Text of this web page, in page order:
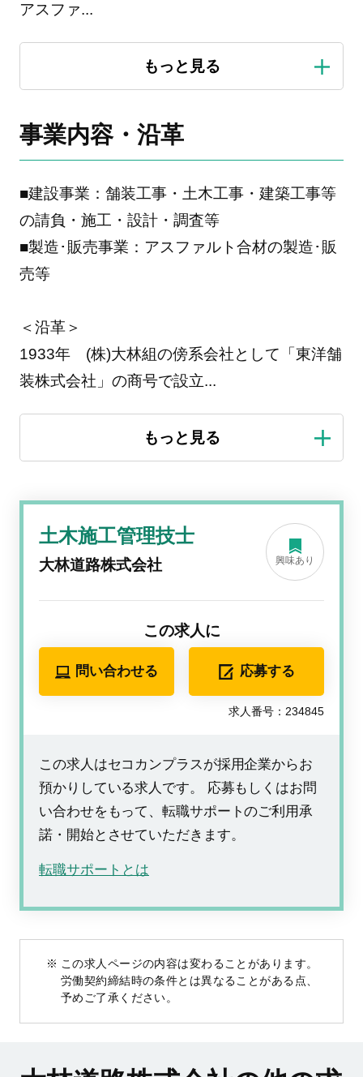
アスファ...
事業内容・沿革
■建設事業：舗装工事・土木工事・建築工事等
の請負・施工・設計・調査等
■製造･販売事業：アスファルト合材の製造･販
売等
＜沿革＞
1933年 (株)大林組の傍系会社として「東洋舗
装株式会社」の商号で設立...
土木施工管理技士
大林道路株式会社 興味あり
この求人に
問い合わせる 応募する
求人番号：234845
この求人はセコカンプラスが採用企業からお
預かりしている求人です。 応募もしくはお問
い合わせをもって、転職サポートのご利用承
諾・開始とさせていただきます。
転職サポートとは
この求人ページの内容は変わることがあります。
労働契約締結時の条件とは異なることがある点、
予めご了承ください。